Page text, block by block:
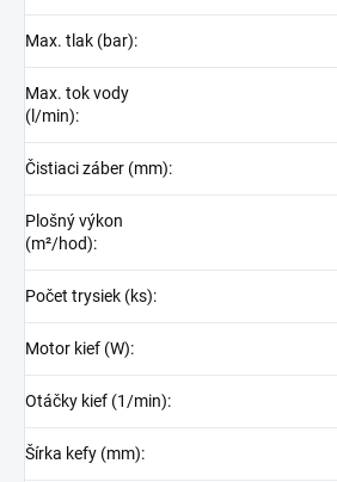
Max. tlak (bar):
Max. tok vody
(l/min):
Čistiaci záber (mm):
Plošný výkon
(m²/hod):
Počet trysiek (ks):
Motor kief (W):
Otáčky kief (1/min):
Šírka kefy (mm):